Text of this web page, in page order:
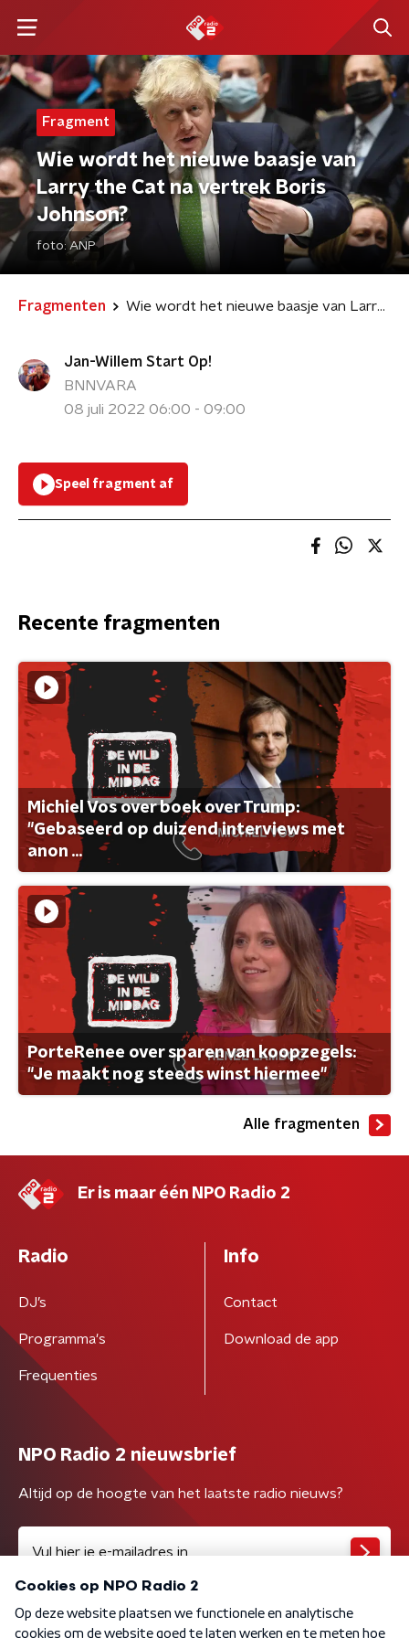
Fragment
Wie wordt het nieuwe baasje van
Larry the Cat na vertrek Boris
Johnson?
foto:ANP
Fragmenten Wie wordt het nieuwe baasje van Larry the Cat na vertrek Boris Johnson?
Jan-Willem Start Op!
BNNVARA
08 juli 2022 06:00 - 09:00
Speel fragment af
Recente fragmenten
Michiel Vos over boek over Trump:
"Gebaseerd op duizend interviews met
anon ...
PorteRenee over sparen van koopzegels:
"Je maakt nog steeds winst hiermee"
Alle fragmenten
Er is maar één NPO Radio 2
Radio
DJ’s
Programma's
Frequenties
Info
Contact
Download de app
NPO Radio 2 nieuwsbrief
Altijd op de hoogte van het laatste radio nieuws?